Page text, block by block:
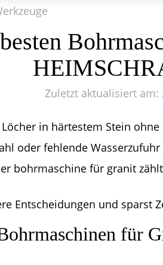
Zuletzt aktualisiert am:
in härtestem Stein ohne
oder fehlende
bohrmaschine für granit
Entscheidungen und sparst
für